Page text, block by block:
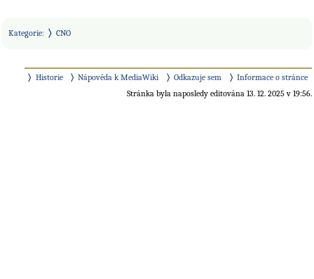
Kategorie: CNO
Historie Nápověda k MediaWiki Odkazuje sem
Informace o stránce
Stránka byla naposledy editována 13. 12. 2025 v 19:56.